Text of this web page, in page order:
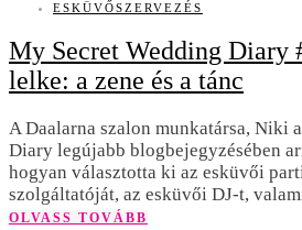
ESKÜVŐSZERVEZÉS
My Secret Wedding Diary
lelke: a zene és a tánc
A Daalarna szalon munkatársa, Niki
Diary legújabb blogbejegyzésében
hogyan választotta ki az esküvői
szolgáltatóját, az esküvői DJ-t,
OLVASS TOVÁBB